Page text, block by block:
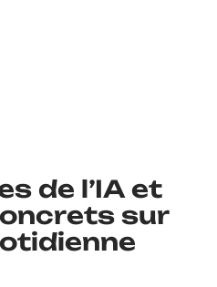
de l’IA et
sur